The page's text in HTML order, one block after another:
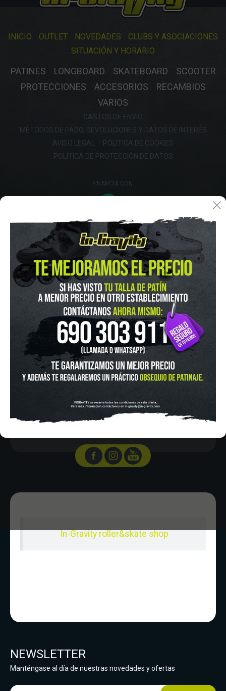
INICIO OUTLET NOVEDADES
CLUBS Y ASOCIACIONES
SITUACIÓN Y HORARIO
PATINES LONGBOARD SKATEBOARD
SCOOTER
PROTECCIONES
ACCESORIOS
RECAMBIOS
VARIOS
GASTOS DE ENVIO
MÉTODOS DE PAGO, DEVOLUCIONES Y DATOS DE INTERÉS
AVISO LEGAL
POLÍTICA DE COOKIES
POLÍTICA DE PROTECCIÓN DE DATOS
FINANCIA CON:
In-Gravity roller&skate shop
IN-GRAVITY MADRID RETIRO
Pza. Mariano de Cavia, 2
915 524 553
in-gravity@in-gravity.com
Lunes a Viernes de 12:00 - 20:30
NEWSLETTER
Manténgase al día de nuestras novedades y ofertas